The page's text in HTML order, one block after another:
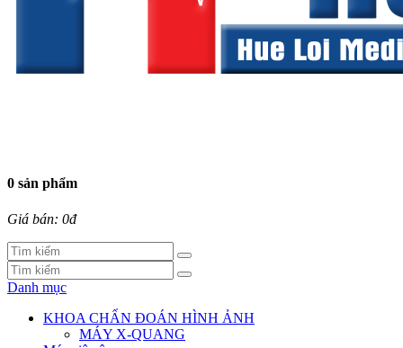
0 sản phẩm
Giá bán: 0đ
Danh mục
KHOA CHẨN ĐOÁN HÌNH ẢNH
MÁY X-QUANG